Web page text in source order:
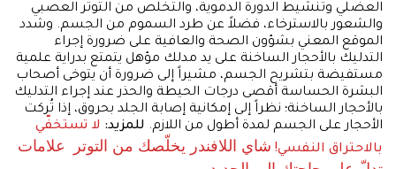
العضلي وتنشيط الدورة الدموية، والتخلص من التوتر العصبي
والشعور بالاسترخاء، فضلاً عن طرد السموم من الجسم. وشدد
الموقع المعني بشؤون الصحة والعافية على ضرورة إجراء
التدليك بالأحجار الساخنة على يد مدلك مؤهل يتمتع بدراية علمية
مستفيضة بتشريح الجسم، مشيراً إلى ضرورة أن يتوخى أصحاب
البشرة الحساسة أقصى درجات الحيطة والحذر عند إجراء التدليك
بالأحجار الساخنة؛ نظراً إلى إمكانية إصابة الجلد بحروق، إذا تُركت
الأحجار على الجسم لمدة أطول من اللازم. للمزيد: لا تستخفّي
بالاحتراق النفسي! شاي اللافندر يخلّصك من التوتر
علامات